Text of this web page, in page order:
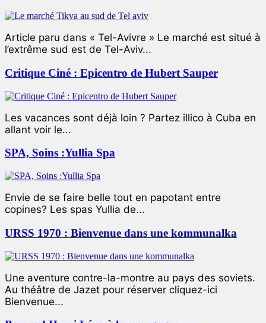
Article paru dans « Tel-Avivre » Le marché est situé à
l’extrême sud est de Tel-Aviv...
Critique Ciné : Epicentro de Hubert Sauper
Les vacances sont déjà loin ? Partez illico à Cuba en
allant voir le...
SPA, Soins :Yullia Spa
Envie de se faire belle tout en papotant entre
copines? Les spas Yullia de...
URSS 1970 : Bienvenue dans une kommunalka
Une aventure contre-la-montre au pays des soviets.
Au théâtre de Jazet pour réserver cliquez-ici
Bienvenue...